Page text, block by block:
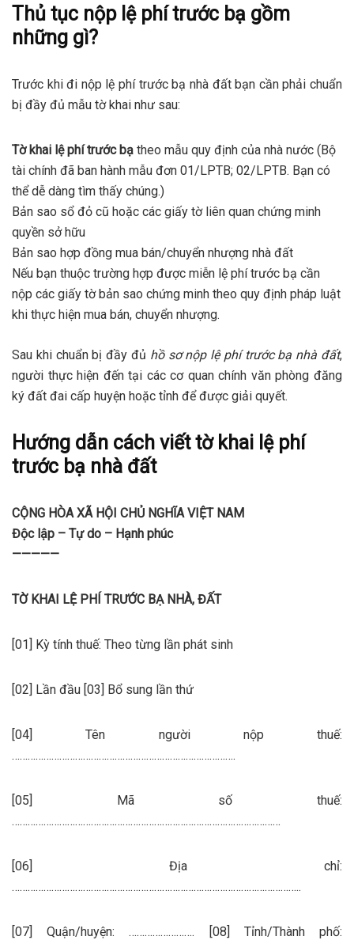
Thủ tục nộp lệ phí trước bạ gồm
những gì?
Trước khi đi nộp lệ phí trước bạ nhà đất bạn cần phải chuẩn
bị đầy đủ mẫu tờ khai như sau:
Tờ khai lệ phí trước bạ theo mẫu quy định của nhà nước (Bộ
tài chính đã ban hành mẫu đơn 01/LPTB; 02/LPTB. Bạn có
thể dễ dàng tìm thấy chúng.)
Bản sao sổ đỏ cũ hoặc các giấy tờ liên quan chứng minh
quyền sở hữu
Bản sao hợp đồng mua bán/chuyển nhượng nhà đất
Nếu bạn thuộc trường hợp được miễn lệ phí trước bạ cần
nộp các giấy tờ bản sao chứng minh theo quy định pháp luật
khi thực hiện mua bán, chuyển nhượng.
Sau khi chuẩn bị đầy đủ hồ sơ nộp lệ phí trước bạ nhà đất,
người thực hiện đến tại các cơ quan chính văn phòng đăng
ký đất đai cấp huyện hoặc tỉnh để được giải quyết.
Hướng dẫn cách viết tờ khai lệ phí
trước bạ nhà đất
CỘNG HÒA XÃ HỘI CHỦ NGHĨA VIỆT NAM
Độc lập – Tự do – Hạnh phúc
—————
TỜ KHAI LỆ PHÍ TRƯỚC BẠ NHÀ, ĐẤT
[01] Kỳ tính thuế: Theo từng lần phát sinh
[02] Lần đầu [03] Bổ sung lần thứ
[04] Tên người nộp thuế:
………………………………………………………………………….
[05] Mã số thuế:
…………………………………………………………………………………………
[06] Địa chỉ:
………………………………………………………………………………………………..
[07] Quận/huyện: ……………………. [08] Tỉnh/Thành phố: